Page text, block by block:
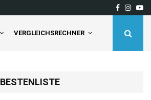
Tineco Floor One S5 Pro
Facebook
VERGLEICHSRECHNER
BESTENLISTE